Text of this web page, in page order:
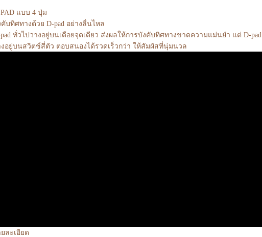
แบบ 4 ปุ่ม
บทิศทางด้วย D-pad อย่างลื่นไหล
ทั่วไปวางอยู่บนเดือยจุดเดียว ส่งผลให้การบังคับทิศทางขาดความแม่นยำ แต่ D-pad
งอยู่บนสวิตช์สี่ตัว ตอบสนองได้รวดเร็วกว่า ให้สัมผัสที่นุ่มนวล
ละเอียด